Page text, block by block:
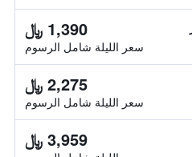
1,390 ﷼
سعر الليلة شامل الرسوم
2,275 ﷼
سعر الليلة شامل الرسوم
3,959 ﷼